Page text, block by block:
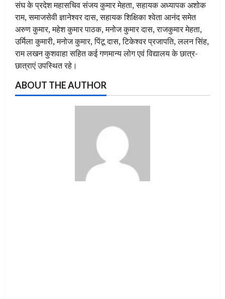
संघ के प्रदेश महासचिव संजय कुमार मेहता, सहायक अध्यापक अशोक
राम, समाजसेवी ज्ञानेश्वर दास, सहायक शिक्षिका श्वेता आनंद समेत
अरुण कुमार, महेश कुमार पाठक, मनोज कुमार दास, राजकुमार मेहता,
उर्मिला कुमारी, मनोज कुमार, पिंटू दास, टिकेश्वर प्रजापति, ललन सिंह,
राम लखन कुशवाहा सहित कई गणमान्य लोग एवं विद्यालय के छात्र-
छात्राएं उपस्थित रहे।
ABOUT THE AUTHOR